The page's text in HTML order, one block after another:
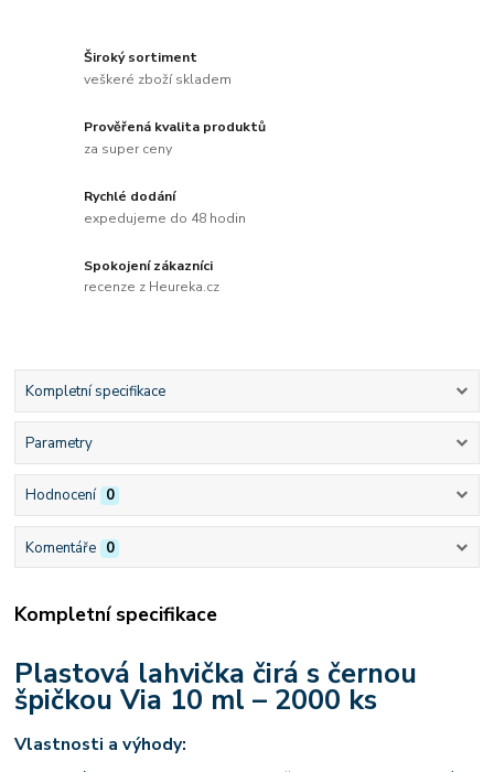
Široký sortiment
veškeré zboží skladem
Prověřená kvalita produktů
za super ceny
Rychlé dodání
expedujeme do 48 hodin
Spokojení zákazníci
recenze z Heureka.cz
Kompletní specifikace
Parametry
Hodnocení 0
Komentáře 0
Kompletní specifikace
Plastová lahvička čirá s černou
špičkou Via 10 ml – 2000 ks
Vlastnosti a výhody: